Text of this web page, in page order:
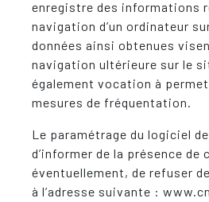
enregistre des informations
navigation d’un ordinateur
données ainsi obtenues
navigation ultérieure sur le
également vocation à
mesures de fréquentation.
Le paramétrage du logiciel
d’informer de la présence de
éventuellement, de refuser
à l’adresse suivante :